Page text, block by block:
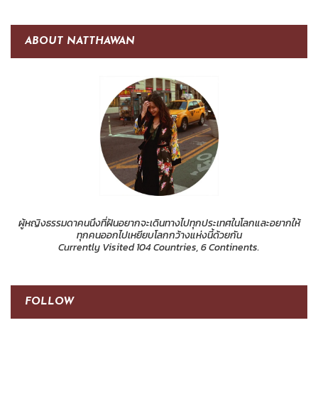
ABOUT NATTHAWAN
ผู้หญิงธรรมดาคนนึงที่ฝันอยากจะเดินทางไปทุกประเทศในโลกและอยากให้
ทุกคนออกไปเหยียบโลกกว้างแห่งนี้ด้วยกัน
Currently Visited 104 Countries, 6 Continents.
FOLLOW